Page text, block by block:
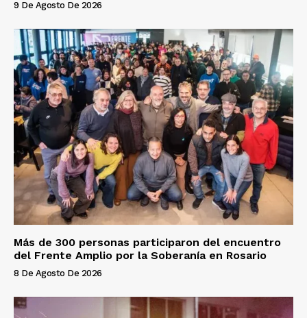
9 De Agosto De 2026
Más de 300 personas participaron del encuentro
del Frente Amplio por la Soberanía en Rosario
8 De Agosto De 2026